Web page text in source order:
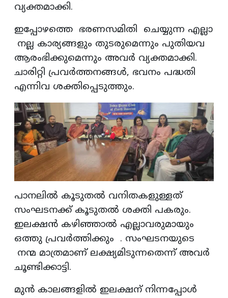
വ്യക്തമാക്കി.
ഇപ്പോഴത്തെ ഭരണസമിതി ചെയ്യുന്ന എല്ലാ
നല്ല കാര്യങ്ങളും തുടരുമെന്നും പുതിയവ
ആരംഭിക്കുമെന്നും അവർ വ്യക്തമാക്കി.
ചാരിറ്റി പ്രവർത്തനങ്ങൾ, ഭവനം പദ്ധതി
എന്നിവ ശക്തിപ്പെടുത്തും.
പാനലിൽ കൂടുതൽ വനിതകളുള്ളത്
സംഘടനക്ക് കൂടുതൽ ശക്തി പകരും.
ഇലക്ഷൻ കഴിഞ്ഞാൽ എല്ലാവരുമായും
ഒത്തു പ്രവർത്തിക്കും . സംഘടനയുടെ
നന്മ മാത്രമാണ് ലക്ഷ്യമിടുന്നതെന്ന് അവർ
ചൂണ്ടിക്കാട്ടി.
മുൻ കാലങ്ങളിൽ ഇലക്ഷന് നിന്നപ്പോൾ